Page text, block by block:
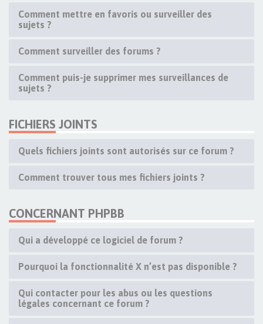
Comment mettre en favoris ou surveiller des
sujets ?
Comment surveiller des forums ?
Comment puis-je supprimer mes surveillances de
sujets ?
FICHIERS JOINTS
Quels fichiers joints sont autorisés sur ce forum ?
Comment trouver tous mes fichiers joints ?
CONCERNANT PHPBB
Qui a développé ce logiciel de forum ?
Pourquoi la fonctionnalité X n’est pas disponible ?
Qui contacter pour les abus ou les questions
légales concernant ce forum ?